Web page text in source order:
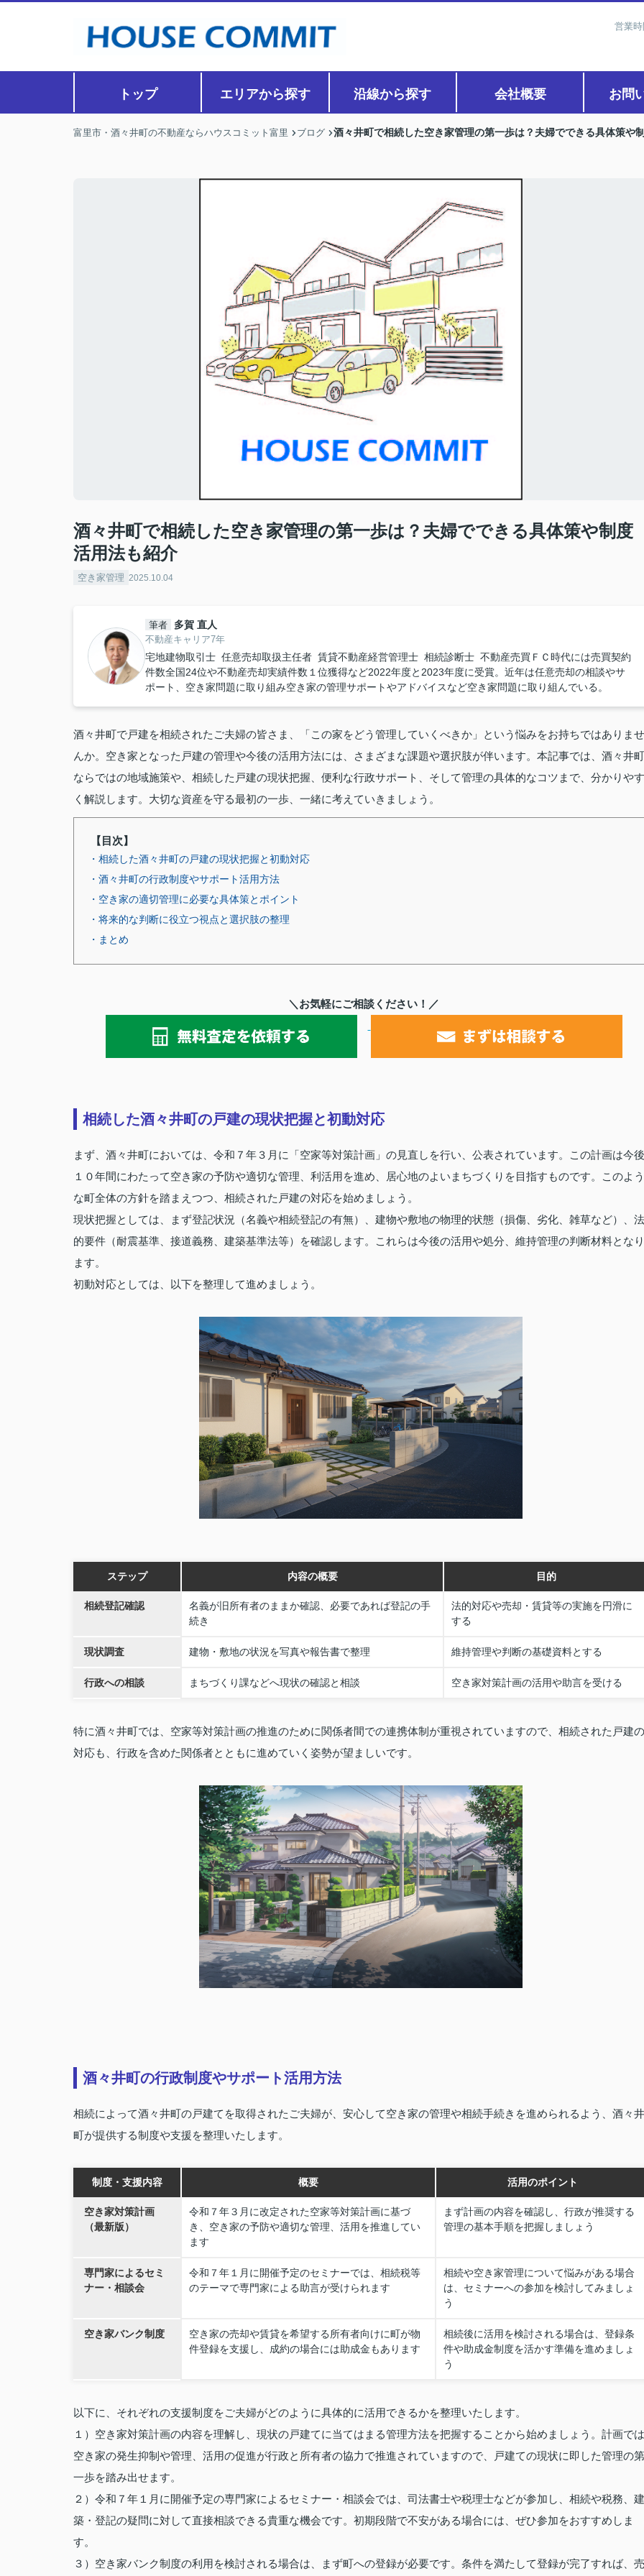
営業
トップ エリアから探す 沿線から探す 会社概要 お問
富里市・酒々井町の不動産ならハウスコミット富里 ブログ 酒々井町で相続した空き家管理の第一歩は？夫婦でできる具体策や
酒々井町で相続した空き家管理の第一歩は？夫婦でできる具体策や制度
活用法も紹介
空き家管理 2025.10.04
筆者 多賀 直人
不動産キャリア7年
宅地建物取引士 任意売却取扱主任者 賃貸不動産経営管理士 相続診断士 不動産売買ＦＣ時代には売買契約
件数全国24位や不動産売却実績件数１位獲得など2022年度と2023年度に受賞。近年は任意売却の相談やサ
ポート、空き家問題に取り組み空き家の管理サポートやアドバイスなど空き家問題に取り組んでいる。
酒々井町で戸建を相続されたご夫婦の皆さま、「この家をどう管理していくべきか」という悩みをお持ちではありませ
んか。空き家となった戸建の管理や今後の活用方法には、さまざまな課題や選択肢が伴います。本記事では、酒々井町
ならではの地域施策や、相続した戸建の現状把握、便利な行政サポート、そして管理の具体的なコツまで、分かりやす
く解説します。大切な資産を守る最初の一歩、一緒に考えていきましょう。
【目次】
・相続した酒々井町の戸建の現状把握と初動対応
・酒々井町の行政制度やサポート活用方法
・空き家の適切管理に必要な具体策とポイント
・将来的な判断に役立つ視点と選択肢の整理
・まとめ
＼お気軽にご相談ください！／
相続した酒々井町の戸建の現状把握と初動対応
まず、酒々井町においては、令和７年３月に「空家等対策計画」の見直しを行い、公表されています。この計画は今後
１０年間にわたって空き家の予防や適切な管理、利活用を進め、居心地のよいまちづくりを目指すものです。このよう
な町全体の方針を踏まえつつ、相続された戸建の対応を始めましょう。
現状把握としては、まず登記状況（名義や相続登記の有無）、建物や敷地の物理的状態（損傷、劣化、雑草など）、法
的要件（耐震基準、接道義務、建築基準法等）を確認します。これらは今後の活用や処分、維持管理の判断材料となり
ます。
初動対応としては、以下を整理して進めましょう。
ステップ 内容の概要 目的
相続登記確認
名義が旧所有者のままか確認、必要であれば登記の手
続き
法的対応や売却・賃貸等の実施を円滑に
する
現状調査 建物・敷地の状況を写真や報告書で整理 維持管理や判断の基礎資料とする
行政への相談 まちづくり課などへ現状の確認と相談 空き家対策計画の活用や助言を受ける
特に酒々井町では、空家等対策計画の推進のために関係者間での連携体制が重視されていますので、相続された戸建の
対応も、行政を含めた関係者とともに進めていく姿勢が望ましいです。
酒々井町の行政制度やサポート活用方法
相続によって酒々井町の戸建てを取得されたご夫婦が、安心して空き家の管理や相続手続きを進められるよう、酒々井
町が提供する制度や支援を整理いたします。
制度・支援内容 概要 活用のポイント
空き家対策計画
（最新版）
令和７年３月に改定された空家等対策計画に基づ
き、空き家の予防や適切な管理、活用を推進してい
ます
まず計画の内容を確認し、行政が推奨する
管理の基本手順を把握しましょう
専門家によるセミ
ナー・相談会
令和７年１月に開催予定のセミナーでは、相続税等
のテーマで専門家による助言が受けられます
相続や空き家管理について悩みがある場合
は、セミナーへの参加を検討してみましょ
う
空き家バンク制度
空き家の売却や賃貸を希望する所有者向けに町が物
件登録を支援し、成約の場合には助成金もあります
相続後に活用を検討される場合は、登録条
件や助成金制度を活かす準備を進めましょ
う
以下に、それぞれの支援制度をご夫婦がどのように具体的に活用できるかを整理いたします。
１）空き家対策計画の内容を理解し、現状の戸建てに当てはまる管理方法を把握することから始めましょう。計画では
空き家の発生抑制や管理、活用の促進が行政と所有者の協力で推進されていますので、戸建ての現状に即した管理の第
一歩を踏み出せます。
２）令和７年１月に開催予定の専門家によるセミナー・相談会では、司法書士や税理士などが参加し、相続や税務、建
築・登記の疑問に対して直接相談できる貴重な機会です。初期段階で不安がある場合には、ぜひ参加をおすすめしま
す。
３）空き家バンク制度の利用を検討される場合は、まず町への登録が必要です。条件を満たして登録が完了すれば、売